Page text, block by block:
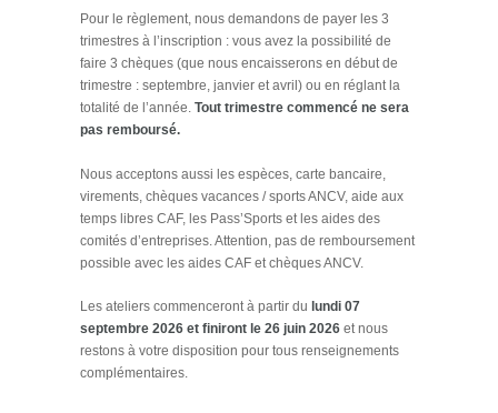
Pour le règlement, nous demandons de payer les 3
trimestres à l’inscription : vous avez la possibilité de
faire 3 chèques (que nous encaisserons en début de
trimestre : septembre, janvier et avril) ou en réglant la
totalité de l’année. Tout trimestre commencé ne sera
pas remboursé.
Nous acceptons aussi les espèces, carte bancaire,
virements, chèques vacances / sports ANCV, aide aux
temps libres CAF, les Pass’Sports et les aides des
comités d’entreprises. Attention, pas de remboursement
possible avec les aides CAF et chèques ANCV.
Les ateliers commenceront à partir du lundi 07
septembre 2026 et finiront le 26 juin 2026 et nous
restons à votre disposition pour tous renseignements
complémentaires.